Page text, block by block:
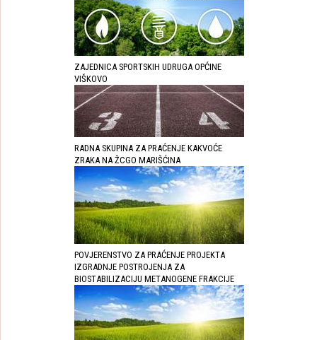
ZAJEDNICA SPORTSKIH UDRUGA OPĆINE
VIŠKOVO
RADNA SKUPINA ZA PRAĆENJE KAKVOĆE
ZRAKA NA ŽCGO MARIŠĆINA
POVJERENSTVO ZA PRAĆENJE PROJEKTA
IZGRADNJE POSTROJENJA ZA
BIOSTABILIZACIJU METANOGENE FRAKCIJE